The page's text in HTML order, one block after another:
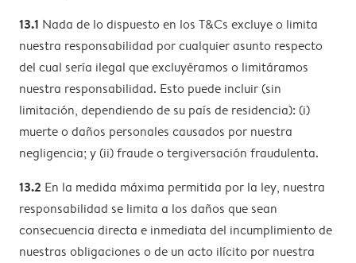
13.1 Nada de lo dispuesto en los T&Cs excluye o limita
nuestra responsabilidad por cualquier asunto respecto
del cual sería ilegal que excluyéramos o limitáramos
nuestra responsabilidad. Esto puede incluir (sin
limitación, dependiendo de su país de residencia): (i)
muerte o daños personales causados por nuestra
negligencia; y (ii) fraude o tergiversación fraudulenta.
13.2 En la medida máxima permitida por la ley, nuestra
responsabilidad se limita a los daños que sean
consecuencia directa e inmediata del incumplimiento de
nuestras obligaciones o de un acto ilícito por nuestra